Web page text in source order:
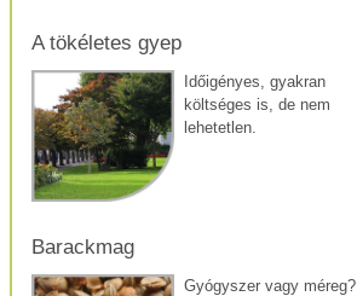
A tökéletes gyep
Időigényes, gyakran
költséges is, de nem
lehetetlen.
Barackmag
Gyógyszer vagy méreg?